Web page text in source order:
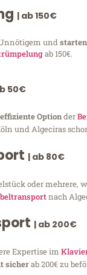
| ab 150€
und
ab 150€.
50€
Optionder
und Algeciras
| ab 80€
oder mehrere,
nach
| ab 200€
Expertise im
sicherab 200€ zu